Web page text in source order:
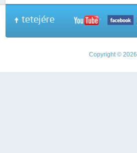
tetejére
Copyright © 2026